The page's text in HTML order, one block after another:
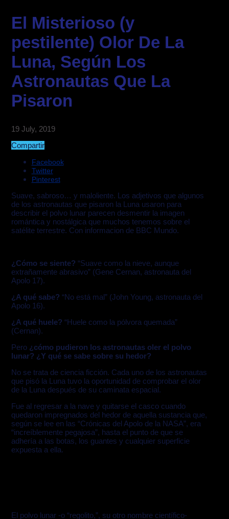
El Misterioso (y
pestilente) Olor De La
Luna, Según Los
Astronautas Que La
Pisaron
19 July, 2019
Compartir
Facebook
Twitter
Pinterest
Suave, sabroso… y maloliente. Los adjetivos que algunos
de los astronautas que pisaron la Luna usaron para
describir el polvo lunar parecen desmentir la imagen
romántica y nostálgica que muchos tenemos sobre el
satélite terrestre. Con informacion de BBC Mundo.
¿Cómo se siente? “Suave como la nieve, aunque
extrañamente abrasivo” (Gene Cernan, astronauta del
Apolo 17).
¿A qué sabe? “No está mal” (John Young, astronauta del
Apolo 16).
¿A qué huele? “Huele como la pólvora quemada”
(Cernan).
Pero ¿cómo pudieron los astronautas oler el polvo
lunar? ¿Y qué se sabe sobre su hedor?
No se trata de ciencia ficción. Cada uno de los astronautas
que pisó la Luna tuvo la oportunidad de comprobar el olor
de la Luna después de su caminata espacial.
Fue al regresar a la nave y quitarse el casco cuando
quedaron impregnados del hedor de aquella sustancia que,
según se lee en las “Crónicas del Apolo de la NASA”, era
“increíblemente pegajosa”, hasta el punto de que se
adhería a las botas, los guantes y cualquier superficie
expuesta a ella.
El polvo lunar -o “regolito,”, su otro nombre científico-